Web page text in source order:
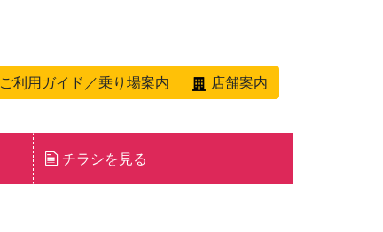
ご利用ガイド／乗り場案内 店舗案内
チラシを見る